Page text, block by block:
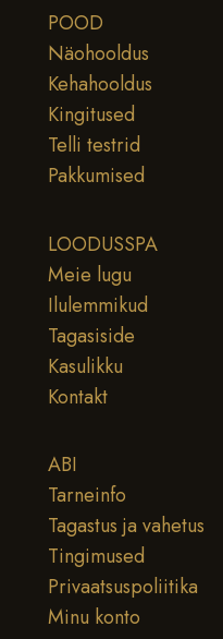
POOD
Näohooldus
Kehahooldus
Kingitused
Telli testrid
Pakkumised
LOODUSSPA
Meie lugu
Ilulemmikud
Tagasiside
Kasulikku
Kontakt
ABI
Tarneinfo
Tagastus ja vahetus
Tingimused
Privaatsuspoliitika
Minu konto